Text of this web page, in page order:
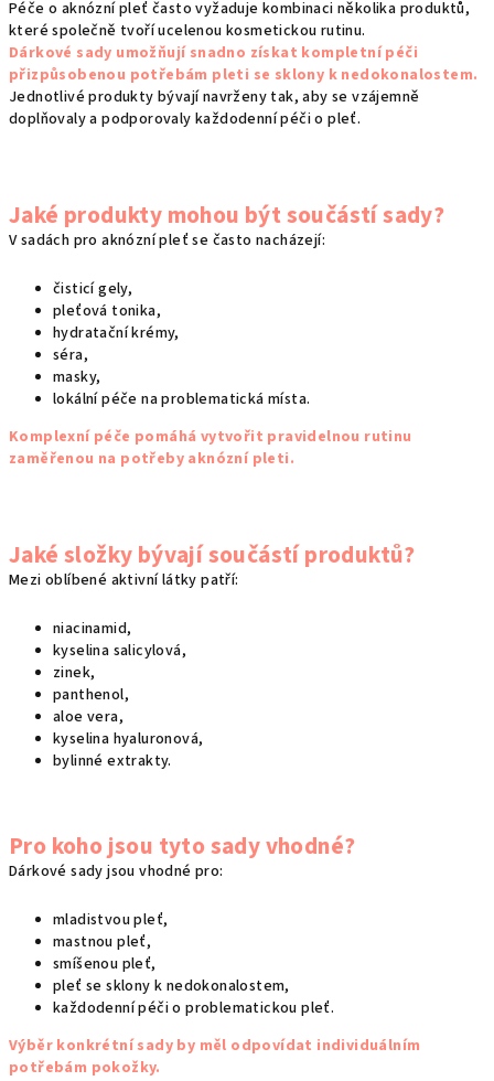
a
c
í
p
r
y
v
ý
Péče o aknózní pleť často vyžaduje kombinaci několika produktů,
které společně tvoří ucelenou kosmetickou rutinu.
Dárkové sady umožňují snadno získat kompletní péči
přizpůsobenou potřebám pleti se sklony k nedokonalostem.
Jednotlivé produkty bývají navrženy tak, aby se vzájemně
doplňovaly a podporovaly každodenní péči o pleť.
Jaké produkty mohou být součástí sady?
V sadách pro aknózní pleť se často nacházejí:
čisticí gely,
pleťová tonika,
hydratační krémy,
séra,
masky,
lokální péče na problematická místa.
Komplexní péče pomáhá vytvořit pravidelnou rutinu
zaměřenou na potřeby aknózní pleti.
Jaké složky bývají součástí produktů?
Mezi oblíbené aktivní látky patří:
niacinamid,
kyselina salicylová,
zinek,
panthenol,
aloe vera,
kyselina hyaluronová,
bylinné extrakty.
Pro koho jsou tyto sady vhodné?
Dárkové sady jsou vhodné pro:
mladistvou pleť,
mastnou pleť,
smíšenou pleť,
pleť se sklony k nedokonalostem,
každodenní péči o problematickou pleť.
Výběr konkrétní sady by měl odpovídat individuálním
potřebám pokožky.